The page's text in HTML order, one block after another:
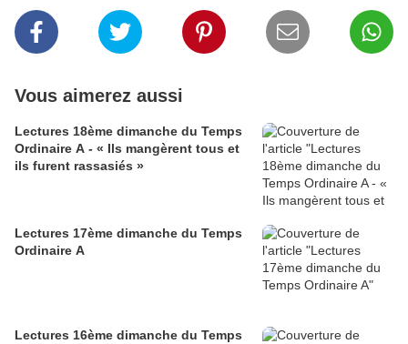
Vous aimerez aussi
Lectures 18ème dimanche du Temps
Ordinaire A - « Ils mangèrent tous et
ils furent rassasiés »
Lectures 17ème dimanche du Temps
Ordinaire A
Lectures 16ème dimanche du Temps